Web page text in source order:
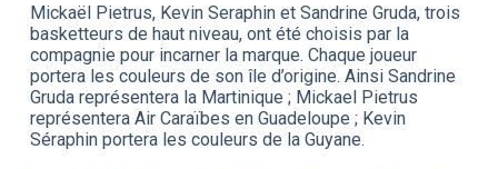
Mickaël Pietrus, Kevin Seraphin et Sandrine Gruda, trois
basketteurs de haut niveau, ont été choisis par la
compagnie pour incarner la marque. Chaque joueur
portera les couleurs de son île d’origine. Ainsi Sandrine
Gruda représentera la Martinique ; Mickael Pietrus
représentera Air Caraïbes en Guadeloupe ; Kevin
Séraphin portera les couleurs de la Guyane.